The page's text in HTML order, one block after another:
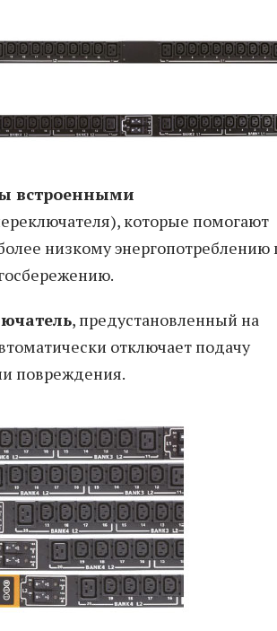
встроенными
которые помогают
низкому энергопотреблению
, предустановленный на
отключает подачу
повреждения.